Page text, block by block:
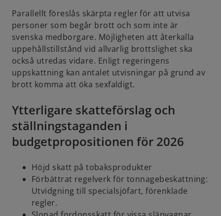
Parallellt föreslås skärpta regler för att utvisa
personer som begår brott och som inte är
svenska medborgare. Möjligheten att återkalla
uppehållstillstånd vid allvarlig brottslighet ska
också utredas vidare. Enligt regeringens
uppskattning kan antalet utvisningar på grund av
brott komma att öka sexfaldigt.
Ytterligare skatteförslag och
ställningstaganden i
budgetpropositionen för 2026
Höjd skatt på tobaksprodukter
Förbättrat regelverk för tonnagebeskattning:
Utvidgning till specialsjöfart, förenklade
regler.